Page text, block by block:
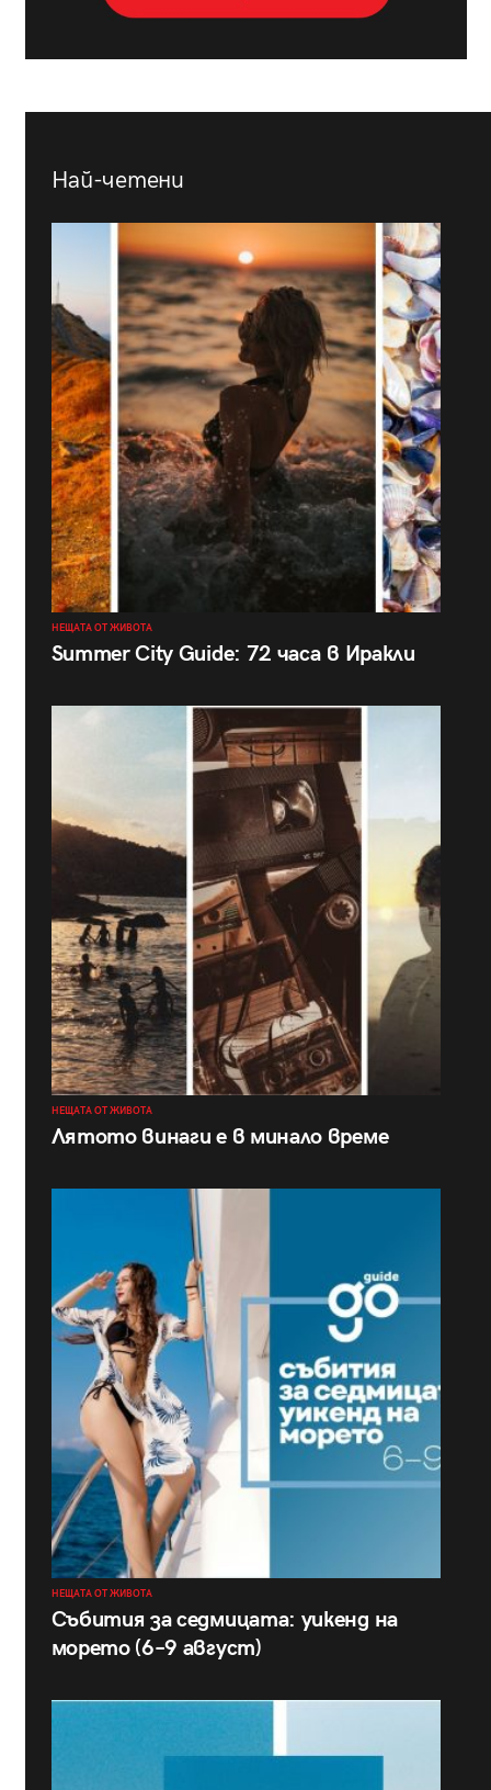
Най-четени
НЕЩАТА ОТ ЖИВОТА
Summer City Guide: 72 часа в Иракли
НЕЩАТА ОТ ЖИВОТА
Лятото винаги е в минало време
НЕЩАТА ОТ ЖИВОТА
Събития за седмицата: уикенд на
морето (6–9 август)